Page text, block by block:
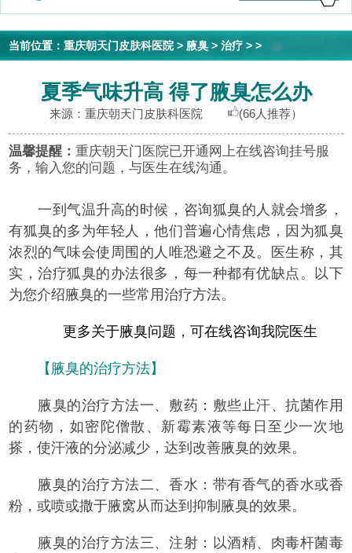
当前位置：重庆朝天门皮肤科医院> 腋臭 >治疗 > >
夏季气味升高 得了腋臭怎么办
来源：重庆朝天门皮肤科医院 (66人推荐）
温馨提醒：重庆朝天门医院已开通网上在线咨询挂号服
务，输入您的问题，与医生在线沟通。
一到气温升高的时候，咨询狐臭的人就会增多，
有狐臭的多为年轻人，他们普遍心情焦虑，因为狐臭
浓烈的气味会使周围的人唯恐避之不及。医生称，其
实，治疗狐臭的办法很多，每一种都有优缺点。以下
为您介绍腋臭的一些常用治疗方法。
更多关于腋臭问题，可在线咨询我院医生
【腋臭的治疗方法】
腋臭的治疗方法一、敷药：敷些止汗、抗菌作用
的药物，如密陀僧散、新霉素液等每日至少一次地
搽，使汗液的分泌减少，达到改善腋臭的效果。
腋臭的治疗方法二、香水：带有香气的香水或香
粉，或喷或撒于腋窝从而达到抑制腋臭的效果。
腋臭的治疗方法三、注射：以酒精、肉毒杆菌毒